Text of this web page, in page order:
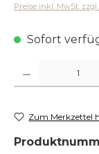
Preise inkl. MwSt.
Sofort
Zum Merkzettel